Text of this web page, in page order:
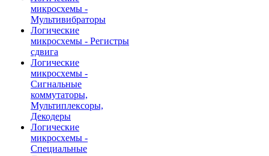
микросхемы -
Мультивибраторы
Логические
микросхемы - Регистры
сдвига
Логические
микросхемы -
Сигнальные
коммутаторы,
Мультиплексоры,
Декодеры
Логические
микросхемы -
Специальные